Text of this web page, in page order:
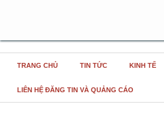
TRANG CHỦ TIN TỨC KINH TẾ
LIÊN HỆ ĐĂNG TIN VÀ QUẢNG CÁO